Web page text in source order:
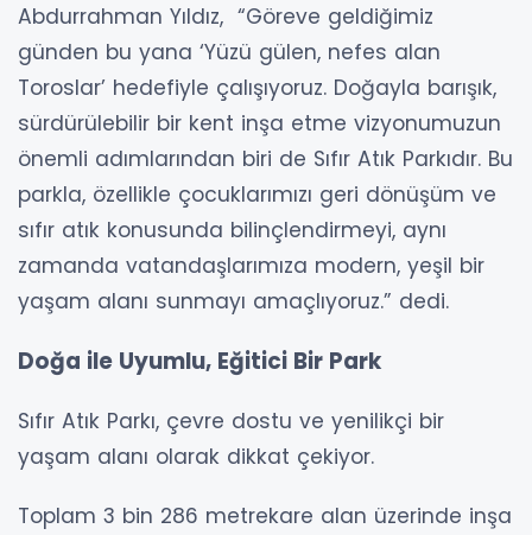
Abdurrahman Yıldız, “Göreve geldiğimiz
günden bu yana ‘Yüzü gülen, nefes alan
Toroslar’ hedefiyle çalışıyoruz. Doğayla barışık,
sürdürülebilir bir kent inşa etme vizyonumuzun
önemli adımlarından biri de Sıfır Atık Parkıdır. Bu
parkla, özellikle çocuklarımızı geri dönüşüm ve
sıfır atık konusunda bilinçlendirmeyi, aynı
zamanda vatandaşlarımıza modern, yeşil bir
yaşam alanı sunmayı amaçlıyoruz.” dedi.
Doğa ile Uyumlu, Eğitici Bir Park
Sıfır Atık Parkı, çevre dostu ve yenilikçi bir
yaşam alanı olarak dikkat çekiyor.
Toplam 3 bin 286 metrekare alan üzerinde inşa